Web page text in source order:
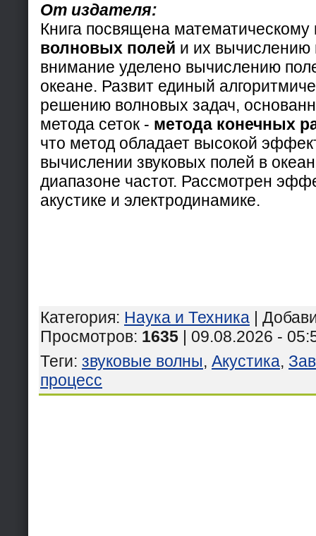
От издателя:
Книга посвящена
волновых полей и их
внимание уделено вычислению
океане. Развит единый
решению волновых задач,
метода сеток - метода конечных
что метод обладает высокой
вычислении звуковых полей в
диапазоне частот. Рассмотрен
акустике и электродинамике.
Категория: Наука и Техника |
Просмотров: 1635 | 09.08.2026 -
Теги: звуковые волны, Акустика,
процесс